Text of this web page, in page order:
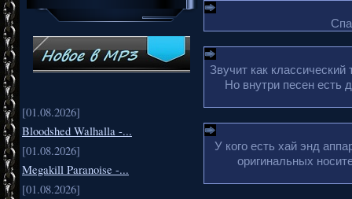
[01.08.2026]
Bloodshed Walhalla -...
[01.08.2026]
Megakill Paranoise -...
[01.08.2026]
Звучит как
Но внутри песен есть
У кого есть хай энд
оригинальных